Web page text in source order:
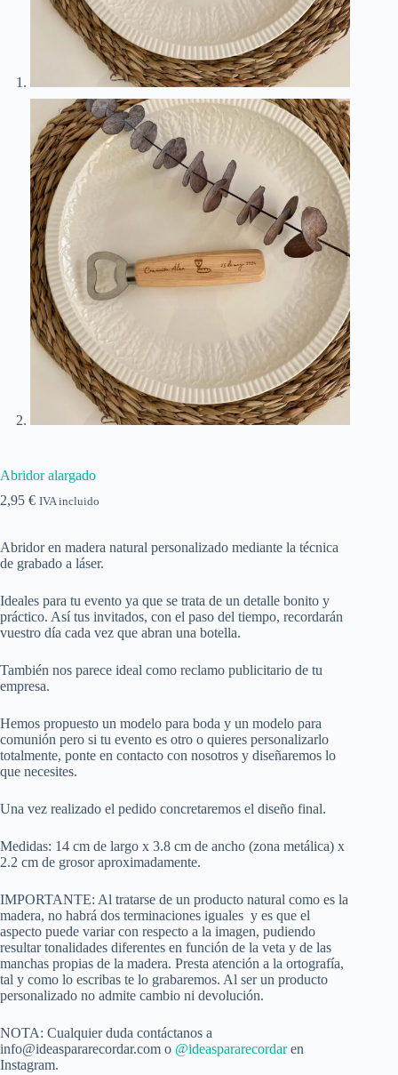
Abridor alargado
2,95 € IVA incluido
Abridor en madera natural personalizado mediante la técnica
de grabado a láser.
Ideales para tu evento ya que se trata de un detalle bonito y
práctico. Así tus invitados, con el paso del tiempo, recordarán
vuestro día cada vez que abran una botella.
También nos parece ideal como reclamo publicitario de tu
empresa.
Hemos propuesto un modelo para boda y un modelo para
comunión pero si tu evento es otro o quieres personalizarlo
totalmente, ponte en contacto con nosotros y diseñaremos lo
que necesites.
Una vez realizado el pedido concretaremos el diseño final.
Medidas: 14 cm de largo x 3.8 cm de ancho (zona metálica) x
2.2 cm de grosor aproximadamente.
IMPORTANTE: Al tratarse de un producto natural como es la
madera, no habrá dos terminaciones iguales y es que el
aspecto puede variar con respecto a la imagen, pudiendo
resultar tonalidades diferentes en función de la veta y de las
manchas propias de la madera. Presta atención a la ortografía,
tal y como lo escribas te lo grabaremos. Al ser un producto
personalizado no admite cambio ni devolución.
NOTA: Cualquier duda contáctanos a
info@ideaspararecordar.com o @ideaspararecordaren
Instagram.